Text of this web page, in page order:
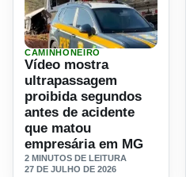
Ler materia: Vídeo mostra
CAMINHONEIRO
Vídeo mostra
ultrapassagem
proibida segundos
antes de acidente
que matou
empresária em MG
2 MINUTOS DE LEITURA
27 DE JULHO DE 2026